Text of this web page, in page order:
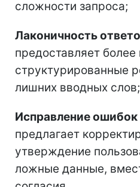
сложности запроса;
Лаконичность
предоставляет более
структурированные
лишних вводных слов;
Исправление ошибок
предлагает
утверждение
ложные данные,